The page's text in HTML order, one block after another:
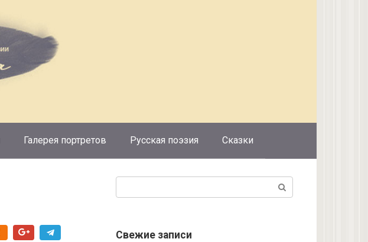
Галерея портретов Русская поэзия Сказки
Свежие записи